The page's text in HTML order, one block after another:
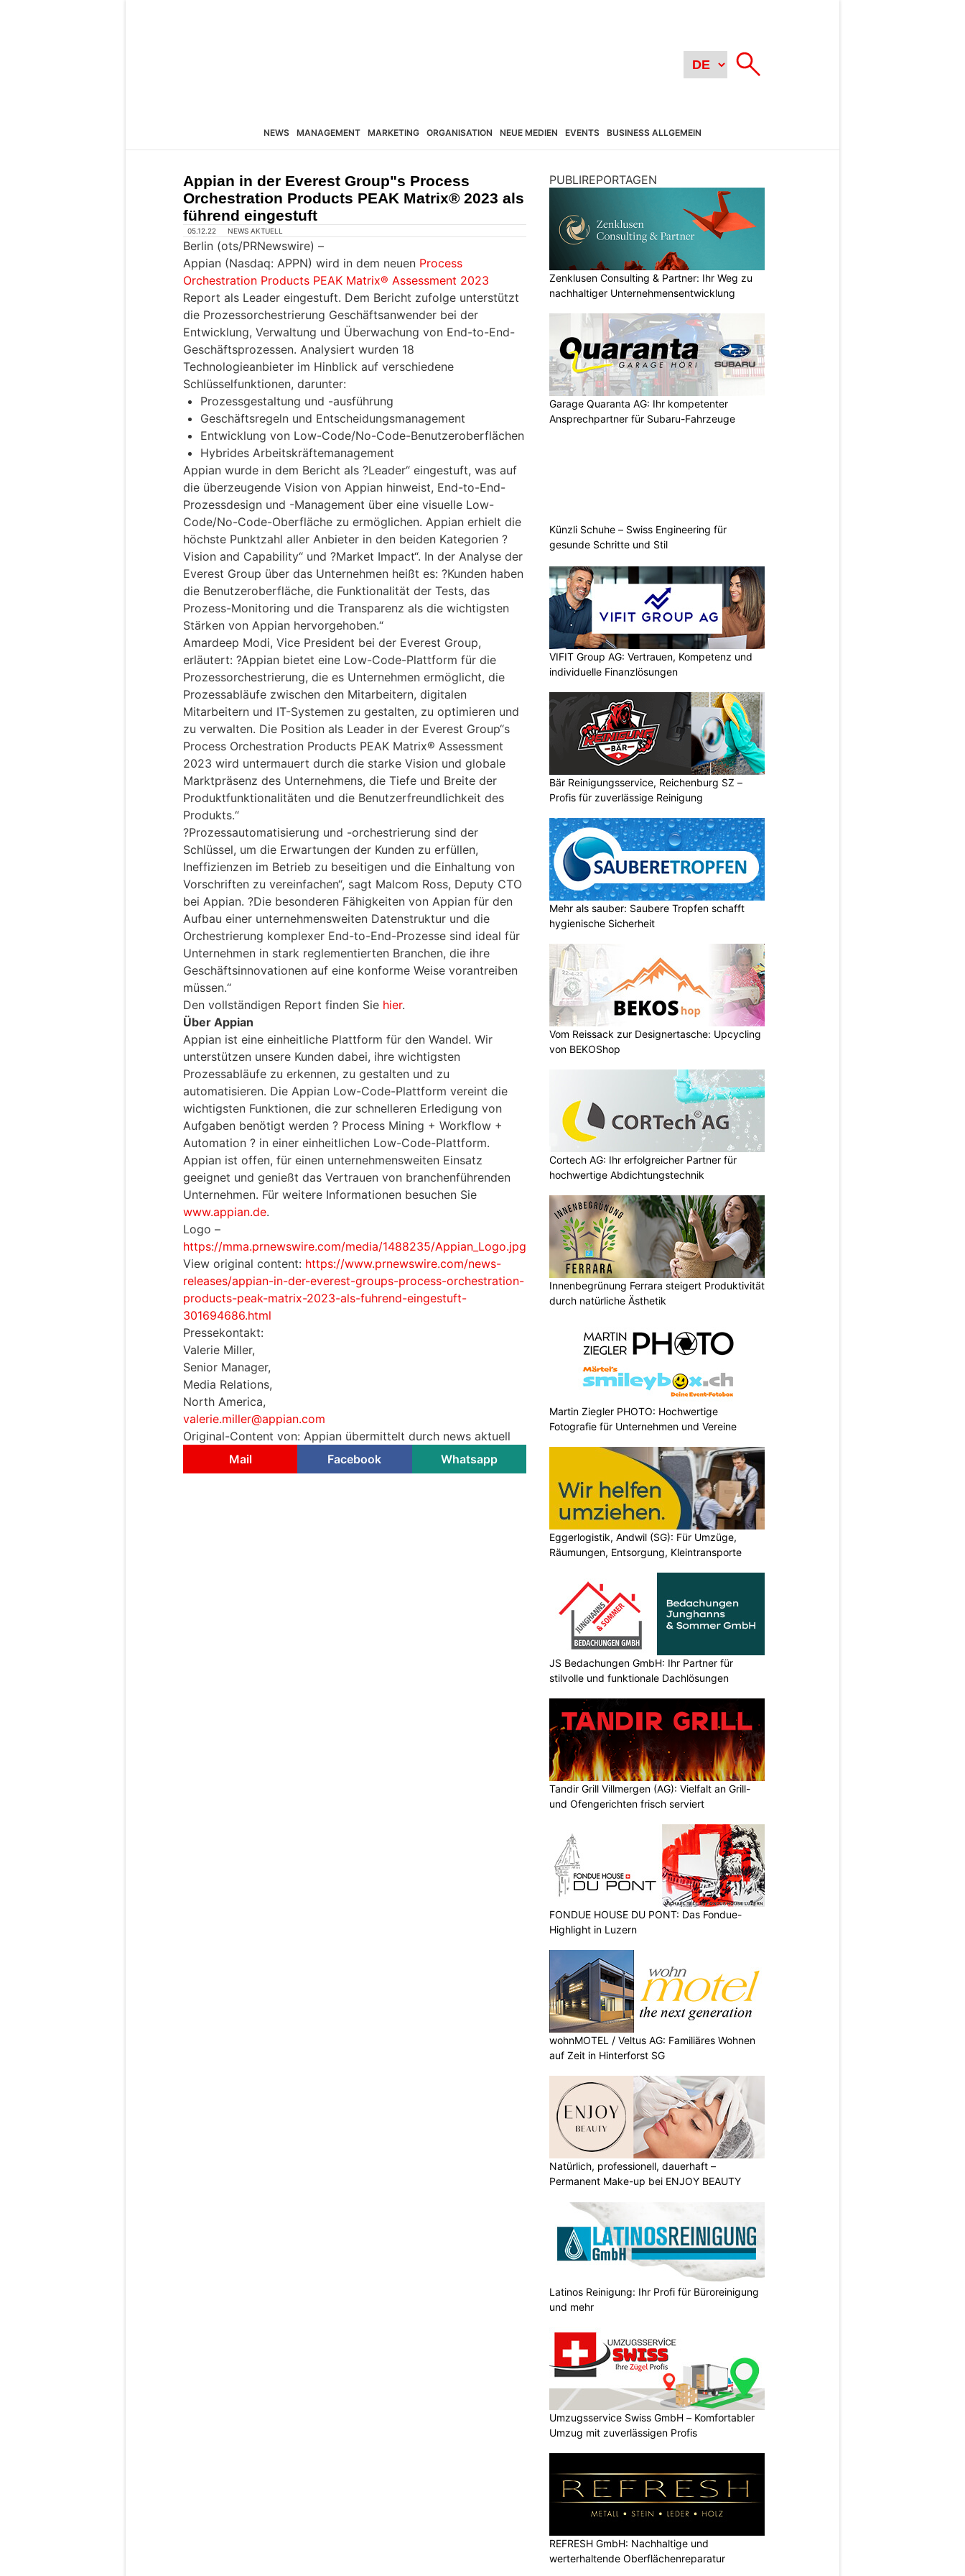
NEWS MANAGEMENT MARKETING ORGANISATION NEUE MEDIEN EVENTS BUSINESS ALLGEMEIN
Appian in der Everest Group"s Process
Orchestration Products PEAK Matrix® 2023 als
führend eingestuft
05.12.22 NEWS AKTUELL
Berlin (ots/PRNewswire) –
Appian (Nasdaq: APPN) wird in dem neuen Process
Orchestration Products PEAK Matrix® Assessment 2023
Report als Leader eingestuft. Dem Bericht zufolge unterstützt
die Prozessorchestrierung Geschäftsanwender bei der
Entwicklung, Verwaltung und Überwachung von End-to-End-
Geschäftsprozessen. Analysiert wurden 18
Technologieanbieter im Hinblick auf verschiedene
Schlüsselfunktionen, darunter:
Prozessgestaltung und -ausführung
Geschäftsregeln und Entscheidungsmanagement
Entwicklung von Low-Code/No-Code-Benutzeroberflächen
Hybrides Arbeitskräftemanagement
Appian wurde in dem Bericht als ?Leader“ eingestuft, was auf
die überzeugende Vision von Appian hinweist, End-to-End-
Prozessdesign und -Management über eine visuelle Low-
Code/No-Code-Oberfläche zu ermöglichen. Appian erhielt die
höchste Punktzahl aller Anbieter in den beiden Kategorien ?
Vision and Capability“ und ?Market Impact“. In der Analyse der
Everest Group über das Unternehmen heißt es: ?Kunden haben
die Benutzeroberfläche, die Funktionalität der Tests, das
Prozess-Monitoring und die Transparenz als die wichtigsten
Stärken von Appian hervorgehoben.“
Amardeep Modi, Vice President bei der Everest Group,
erläutert: ?Appian bietet eine Low-Code-Plattform für die
Prozessorchestrierung, die es Unternehmen ermöglicht, die
Prozessabläufe zwischen den Mitarbeitern, digitalen
Mitarbeitern und IT-Systemen zu gestalten, zu optimieren und
zu verwalten. Die Position als Leader in der Everest Group“s
Process Orchestration Products PEAK Matrix® Assessment
2023 wird untermauert durch die starke Vision und globale
Marktpräsenz des Unternehmens, die Tiefe und Breite der
Produktfunktionalitäten und die Benutzerfreundlichkeit des
Produkts.“
?Prozessautomatisierung und -orchestrierung sind der
Schlüssel, um die Erwartungen der Kunden zu erfüllen,
Ineffizienzen im Betrieb zu beseitigen und die Einhaltung von
Vorschriften zu vereinfachen“, sagt Malcom Ross, Deputy CTO
bei Appian. ?Die besonderen Fähigkeiten von Appian für den
Aufbau einer unternehmensweiten Datenstruktur und die
Orchestrierung komplexer End-to-End-Prozesse sind ideal für
Unternehmen in stark reglementierten Branchen, die ihre
Geschäftsinnovationen auf eine konforme Weise vorantreiben
müssen.“
Den vollständigen Report finden Sie hier.
Über Appian
Appian ist eine einheitliche Plattform für den Wandel. Wir
unterstützen unsere Kunden dabei, ihre wichtigsten
Prozessabläufe zu erkennen, zu gestalten und zu
automatisieren. Die Appian Low-Code-Plattform vereint die
wichtigsten Funktionen, die zur schnelleren Erledigung von
Aufgaben benötigt werden ? Process Mining + Workflow +
Automation ? in einer einheitlichen Low-Code-Plattform.
Appian ist offen, für einen unternehmensweiten Einsatz
geeignet und genießt das Vertrauen von branchenführenden
Unternehmen. Für weitere Informationen besuchen Sie
www.appian.de.
Logo –
https://mma.prnewswire.com/media/1488235/Appian_Logo.jpg
View original content: https://www.prnewswire.com/news-
releases/appian-in-der-everest-groups-process-orchestration-
products-peak-matrix-2023-als-fuhrend-eingestuft-
301694686.html
Pressekontakt:
Valerie Miller,
Senior Manager,
Media Relations,
North America,
valerie.miller@appian.com
Original-Content von: Appian übermittelt durch news aktuell
Mail
Facebook Whatsapp
PUBLIREPORTAGEN
Zenklusen Consulting & Partner: Ihr Weg zu
nachhaltiger Unternehmensentwicklung
Garage Quaranta AG: Ihr kompetenter
Ansprechpartner für Subaru-Fahrzeuge
Künzli Schuhe – Swiss Engineering für
gesunde Schritte und Stil
VIFIT Group AG: Vertrauen, Kompetenz und
individuelle Finanzlösungen
Bär Reinigungsservice, Reichenburg SZ –
Profis für zuverlässige Reinigung
Mehr als sauber: Saubere Tropfen schafft
hygienische Sicherheit
Vom Reissack zur Designertasche: Upcycling
von BEKOShop
Cortech AG: Ihr erfolgreicher Partner für
hochwertige Abdichtungstechnik
Innenbegrünung Ferrara steigert Produktivität
durch natürliche Ästhetik
Martin Ziegler PHOTO: Hochwertige
Fotografie für Unternehmen und Vereine
Eggerlogistik, Andwil (SG): Für Umzüge,
Räumungen, Entsorgung, Kleintransporte
JS Bedachungen GmbH: Ihr Partner für
stilvolle und funktionale Dachlösungen
Tandir Grill Villmergen (AG): Vielfalt an Grill-
und Ofengerichten frisch serviert
FONDUE HOUSE DU PONT: Das Fondue-
Highlight in Luzern
wohnMOTEL / Veltus AG: Familiäres Wohnen
auf Zeit in Hinterforst SG
Natürlich, professionell, dauerhaft –
Permanent Make-up bei ENJOY BEAUTY
Latinos Reinigung: Ihr Profi für Büroreinigung
und mehr
Umzugsservice Swiss GmbH – Komfortabler
Umzug mit zuverlässigen Profis
REFRESH GmbH: Nachhaltige und
werterhaltende Oberflächenreparatur